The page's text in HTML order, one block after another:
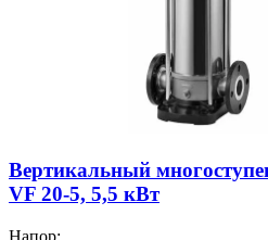
Вертикальный
VF 20-5, 5,5 кВт
Напор: